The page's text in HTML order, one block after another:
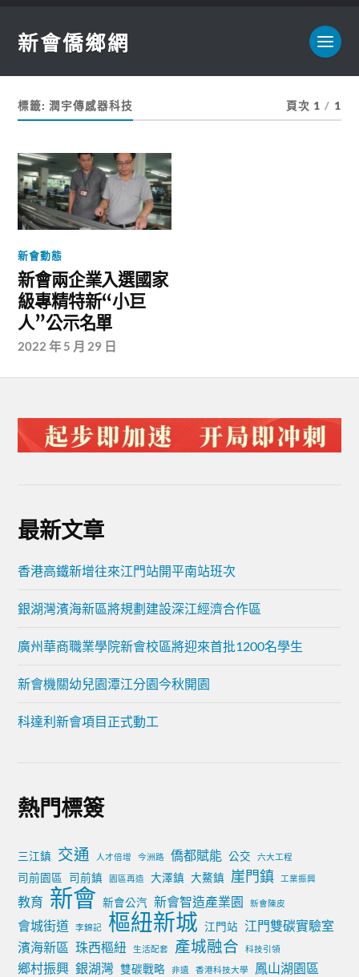
新會僑鄉網
標籤:潤宇傳感器科技 頁次 1 / 1
新會動態
新會兩企業入選國家
級專精特新“小巨
人”公示名單
2022 年 5 月 29 日
最新文章
香港高鐵新增往來江門站開平南站班次
銀湖灣濱海新區將規劃建設深江經濟合作區
廣州華商職業學院新會校區將迎來首批1200名學生
新會機關幼兒園潭江分園今秋開園
科達利新會項目正式動工
熱門標簽
三江鎮 交通 人才倍增 今洲路 僑都賦能 公交 六大工程
司前園區 司前鎮 園區再造 大澤鎮 大鰲鎮 崖門鎮 工業振興
教育 新會 新會公汽 新會智造產業園 新會陳皮
會城街道 李錦記 樞紐新城 江門站
江門雙碳實驗室
濱海新區 珠西樞紐 生活配套 產城融合 科技引領
鄉村振興 銀湖灣 雙碳戰略 非遺 香港科技大學 鳳山湖園區